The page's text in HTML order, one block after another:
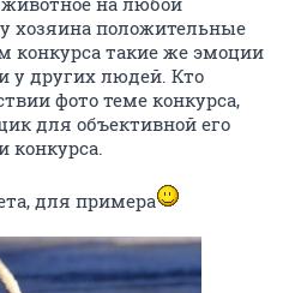
хозяина положительные
конкурса такие же эмоции
у других людей. Кто
фото теме конкурса,
для объективной его
конкурса.
для примера